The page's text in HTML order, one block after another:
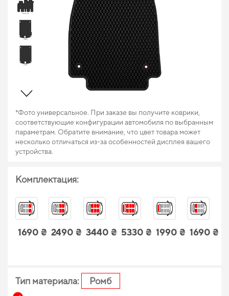
*Фото универсальное. При заказе вы получите коврики,
соответствующие конфигурации автомобиля по выбранным
параметрам. Обратите внимание, что цвет товара может
несколько отличаться из-за особенностей дисплея вашего
устройства.
Комплектация:
1690 ₴ 2490 ₴ 3440 ₴ 5330 ₴ 1990 ₴ 1690 ₴
Тип материала: Ромб